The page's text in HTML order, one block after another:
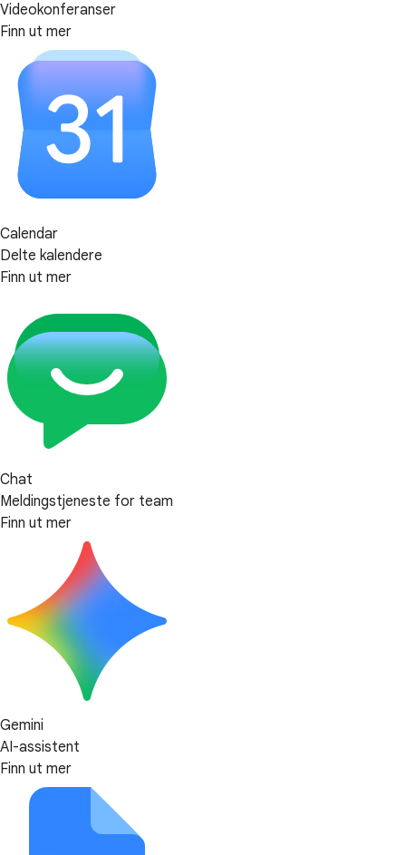
Videokonferanser
Finn ut mer
Calendar
Delte kalendere
Finn ut mer
Chat
Meldingstjeneste for team
Finn ut mer
Gemini
AI-assistent
Finn ut mer